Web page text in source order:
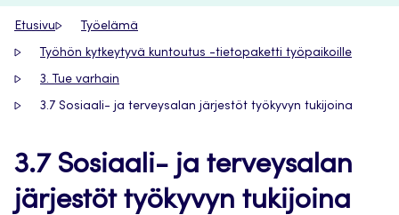
Etusivu Työelämä
Työhön kytkeytyvä kuntoutus -tietopaketti työpaikoille
3. Tue varhain
3.7 Sosiaali- ja terveysalan järjestöt työkyvyn tukijoina
3.7 Sosiaali- ja terveysalan
järjestöt työkyvyn tukijoina